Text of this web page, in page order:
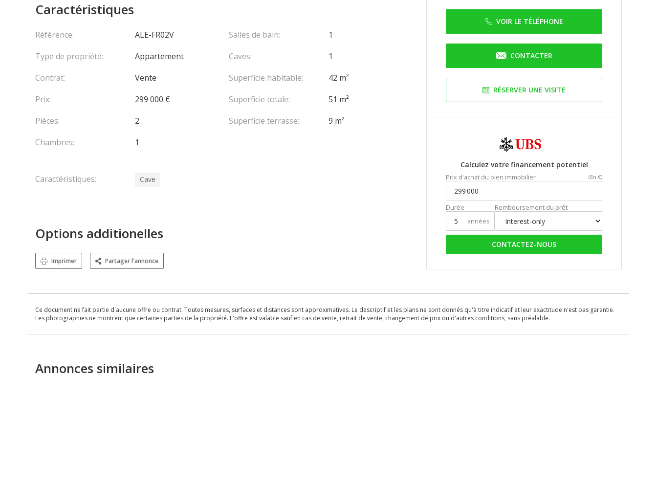
VOIR LE TÉLÉPHONE
CONTACTER
RÉSERVER UNE VISITE
Calculez votre financement potentiel
Prix d'achat du bien immobilier (En €)
Durée
années
Remboursement du prêt
CONTACTEZ-NOUS
Caractéristiques
Référence:
ALE-FR02V
Type de propriété:
Appartement
Contrat:
Vente
Prix:
299 000 €
Pièces:
2
Chambres:
1
Salles de bain:
1
Caves:
1
Superficie habitable:
42 m²
Superficie totale:
51 m²
Superficie terrasse:
9 m²
Caractéristiques: Cave
Options additionelles
Imprimer Partager l'annonce
Ce document ne fait partie d'aucune offre ou contrat. Toutes mesures, surfaces et distances sont approximatives. Le descriptif et les plans ne sont donnés qu'à titre indicatif et leur exactitude n'est pas garantie.
Les photographies ne montrent que certaines parties de la propriété. L'offre est valable sauf en cas de vente, retrait de vente, changement de prix ou d'autres conditions, sans préalable.
Annonces similaires